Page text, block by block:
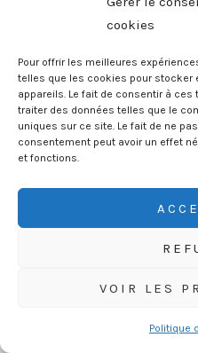
cookies
Pour offrir les meilleures
telles que les cookies pour stocker
appareils. Le fait de consentir à
traiter des données telles que le
uniques sur ce site. Le fait de ne
consentement peut avoir un effet
et fonctions.
VOIR LES
Politique
Copyright © 2026